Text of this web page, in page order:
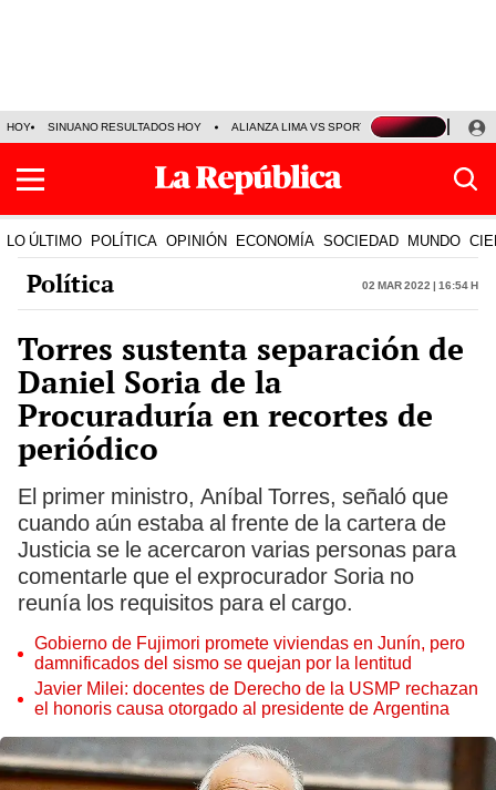
HOY SINUANO RESULTADOS HOY ALIANZA LIMA VS SPORT BOYS JORGE
LO ÚLTIMO POLÍTICA OPINIÓN ECONOMÍA SOCIEDAD MUNDO
Política 02 Mar 2022 | 16:54 h
Torres sustenta separación de
Daniel Soria de la
Procuraduría en recortes de
periódico
El primer ministro, Aníbal Torres, señaló que
cuando aún estaba al frente de la cartera de
Justicia se le acercaron varias personas para
comentarle que el exprocurador Soria no
reunía los requisitos para el cargo.
Gobierno de Fujimori promete viviendas en Junín, pero
damnificados del sismo se quejan por la lentitud
Javier Milei: docentes de Derecho de la USMP rechazan
el honoris causa otorgado al presidente de Argentina